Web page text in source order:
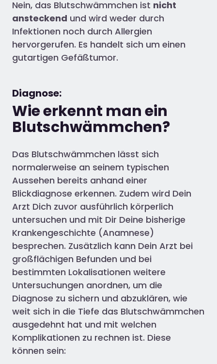
Nein, das Blutschwämmchen ist nicht
ansteckend und wird weder durch
Infektionen noch durch Allergien
hervorgerufen. Es handelt sich um einen
gutartigen Gefäßtumor.
Diagnose:
Wie erkennt man ein
Blutschwämmchen?
Das Blutschwämmchen lässt sich
normalerweise an seinem typischen
Aussehen bereits anhand einer
Blickdiagnose erkennen. Zudem wird Dein
Arzt Dich zuvor ausführlich körperlich
untersuchen und mit Dir Deine bisherige
Krankengeschichte (Anamnese)
besprechen. Zusätzlich kann Dein Arzt bei
großflächigen Befunden und bei
bestimmten Lokalisationen weitere
Untersuchungen anordnen, um die
Diagnose zu sichern und abzuklären, wie
weit sich in die Tiefe das Blutschwämmchen
ausgedehnt hat und mit welchen
Komplikationen zu rechnen ist. Diese
können sein: